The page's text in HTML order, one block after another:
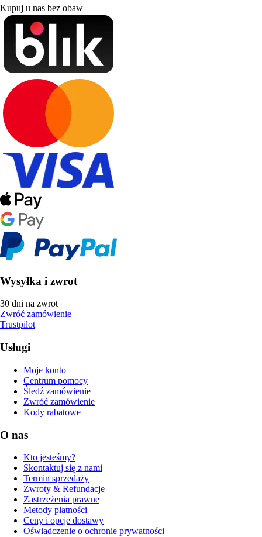
Kupuj u nas bez obaw
Wysyłka i zwrot
30 dni na zwrot
Zwróć zamówienie
Trustpilot
Usługi
Moje konto
Centrum pomocy
Śledź zamówienie
Zwróć zamówienie
Kody rabatowe
O nas
Kto jesteśmy?
Skontaktuj się z nami
Termin sprzedaży
Zwroty & Refundacje
Zastrzeżenia prawne
Metody płatności
Ceny i opcje dostawy
Oświadczenie o ochronie prywatności